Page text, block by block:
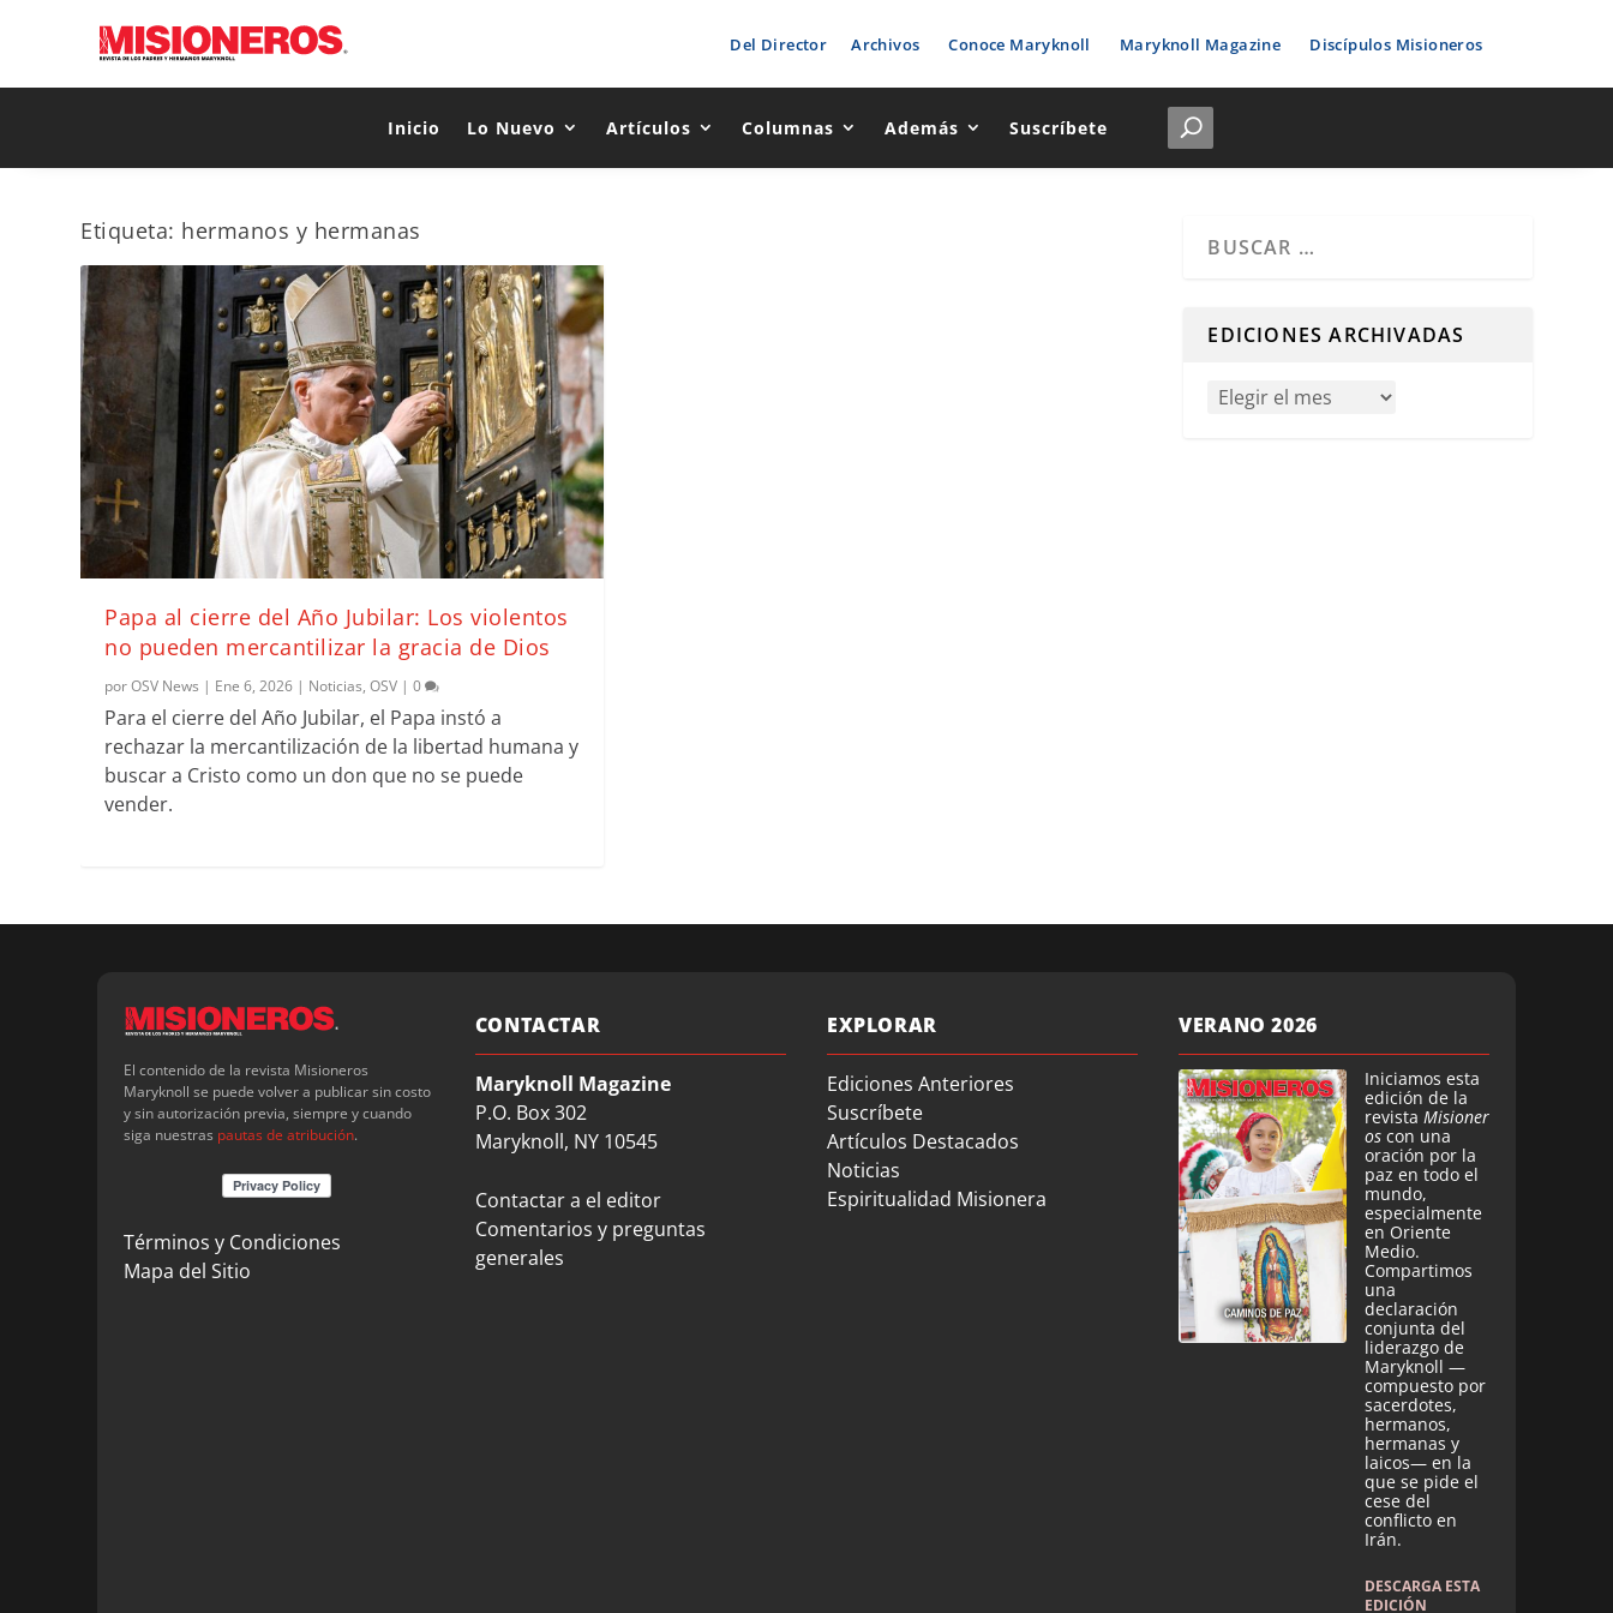
Del Director Archivos Conoce Maryknoll Maryknoll Magazine Discípulos Misioneros
Inicio Lo Nuevo Artículos Columnas Además Suscríbete
Etiqueta: hermanos y hermanas
Papa al cierre del Año Jubilar: Los violentos
no pueden mercantilizar la gracia de Dios
porOSV News | Ene 6, 2026 | Noticias,OSV |0
Para el cierre del Año Jubilar, el Papa instó a
rechazar la mercantilización de la libertad humana y
buscar a Cristo como un don que no se puede
vender.
EDICIONES ARCHIVADAS
El contenido de la revista Misioneros
Maryknoll se puede volver a publicar sin costo
y sin autorización previa, siempre y cuando
siga nuestras pautas de atribución.
Términos y Condiciones
Mapa del Sitio
CONTACTAR
Maryknoll Magazine
P.O. Box 302
Maryknoll, NY 10545
Contactar a el editor
Comentarios y preguntas
generales
EXPLORAR
Ediciones Anteriores
Suscríbete
Artículos Destacados
Noticias
Espiritualidad Misionera
VERANO 2026
Iniciamos esta
edición de la
revista Misioner
os con una
oración por la
paz en todo el
mundo,
especialmente
en Oriente
Medio.
Compartimos
una
declaración
conjunta del
liderazgo de
Maryknoll —
compuesto por
sacerdotes,
hermanos,
hermanas y
laicos— en la
que se pide el
cese del
conflicto en
Irán.
DESCARGA ESTA
EDICIÓN